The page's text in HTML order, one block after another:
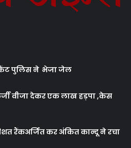
पुलिस ने भेजा जेल
वीजा देकर एक लाख हड़पा ,केस
रैंकअर्जित कर अंकित कान्दू ने रचा